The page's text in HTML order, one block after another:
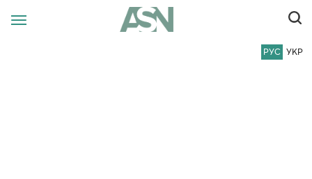
РУС УКР